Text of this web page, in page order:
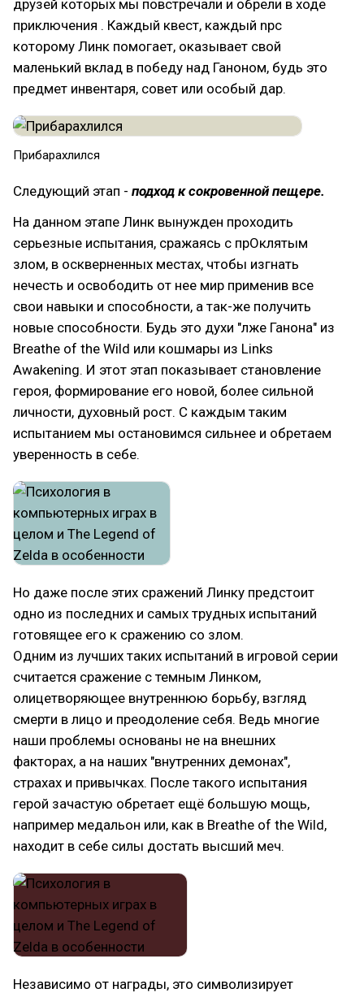
друзей которых мы повстречали и обрели в ходе
приключения . Каждый квест, каждый npc
которому Линк помогает, оказывает свой
маленький вклад в победу над Ганоном, будь это
предмет инвентаря, совет или особый дар.
Прибарахлился
Следующий этап - подход к сокровенной пещере.
На данном этапе Линк вынужден проходить
серьезные испытания, сражаясь с прОклятым
злом, в оскверненных местах, чтобы изгнать
нечесть и освободить от нее мир применив все
свои навыки и способности, а так-же получить
новые способности. Будь это духи "лже Ганона" из
Breathe of the Wild или кошмары из Links
Awakening. И этот этап показывает становление
героя, формирование его новой, более сильной
личности, духовный рост. С каждым таким
испытанием мы остановимся сильнее и обретаем
уверенность в себе.
Но даже после этих сражений Линку предстоит
одно из последних и самых трудных испытаний
готовящее его к сражению со злом.
Одним из лучших таких испытаний в игровой серии
считается сражение с темным Линком,
олицетворяющее внутреннюю борьбу, взгляд
смерти в лицо и преодоление себя. Ведь многие
наши проблемы основаны не на внешних
факторах, а на наших "внутренних демонах",
страхах и привычках. После такого испытания
герой зачастую обретает ещё большую мощь,
например медальон или, как в Breathe of the Wild,
находит в себе силы достать высший меч.
Независимо от награды, это символизирует